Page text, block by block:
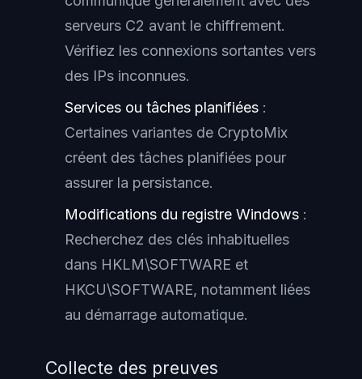
serveurs C2 avant le chiffrement.
Vérifiez les connexions sortantes vers
des IPs inconnues.
Services ou tâches planifiées :
Certaines variantes de CryptoMix
créent des tâches planifiées pour
assurer la persistance.
Modifications du registre Windows :
Recherchez des clés inhabituelles
dans HKLM\SOFTWARE et
HKCU\SOFTWARE, notamment liées
au démarrage automatique.
Collecte des preuves